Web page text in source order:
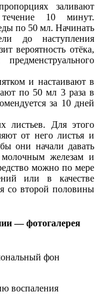
заливают
10 минут.
по 50 мл. Начинать
до наступления
вероятность отёка,
и настаивают в
по 50 мл 3 раза в
за 10 дней
листьев. Для этого
от него листья и
они начали давать
железам и
можно по мере
или в качестве
со второй половины
— фотогалерея
фон
воспаления